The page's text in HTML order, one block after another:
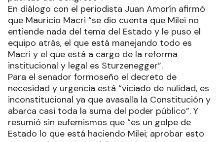
En diálogo con el periodista Juan Amorín afirmó
que Mauricio Macri “se dio cuenta que Milei no
entiende nada del tema del Estado y le puso el
equipo atrás, el que está manejando todo es
Macri y el que está a cargo de la reforma
institucional y legal es Sturzenegger”.
Para el senador formoseño el decreto de
necesidad y urgencia está “viciado de nulidad, es
inconstitucional ya que avasalla la Constitución y
abarca casi toda la suma del poder público”. Y
resumió sin eufemismos que “es un golpe de
Estado lo que está haciendo Milei; aprobar esto